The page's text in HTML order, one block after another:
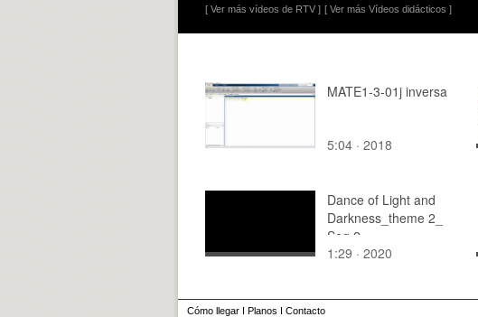
[ Ver más vídeos de RTV ] [ Ver más Vídeos didácticos ]
MATE1-3-01j inversa
5:04 · 2018
Dance of Light and
Darkness_theme 2_
Seq 2
1:29 · 2020
Cómo llegar I Planos I Contacto